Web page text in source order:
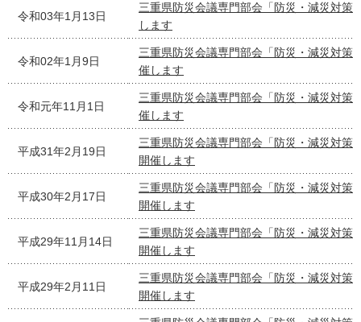
令和03年1月13日
三重県防災会議専門部会「防災・減災対策
します
令和02年1月9日
三重県防災会議専門部会「防災・減災対策
催します
令和元年11月1日
三重県防災会議専門部会「防災・減災対策
催します
平成31年2月19日
三重県防災会議専門部会「防災・減災対策
開催します
平成30年2月17日
三重県防災会議専門部会「防災・減災対策
開催します
平成29年11月14日
三重県防災会議専門部会「防災・減災対策
開催します
平成29年2月11日
三重県防災会議専門部会「防災・減災対策
開催します